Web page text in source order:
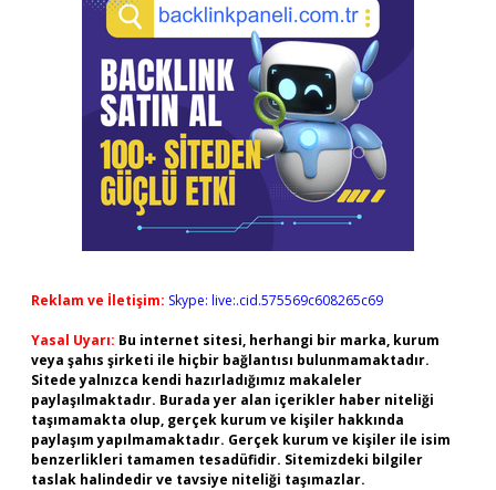
Reklam ve İletişim: Skype: live:.cid.575569c608265c69
Yasal Uyarı: Bu internet sitesi, herhangi bir marka, kurum
veya şahıs şirketi ile hiçbir bağlantısı bulunmamaktadır.
Sitede yalnızca kendi hazırladığımız makaleler
paylaşılmaktadır. Burada yer alan içerikler haber niteliği
taşımamakta olup, gerçek kurum ve kişiler hakkında
paylaşım yapılmamaktadır. Gerçek kurum ve kişiler ile isim
benzerlikleri tamamen tesadüfidir. Sitemizdeki bilgiler
taslak halindedir ve tavsiye niteliği taşımazlar.